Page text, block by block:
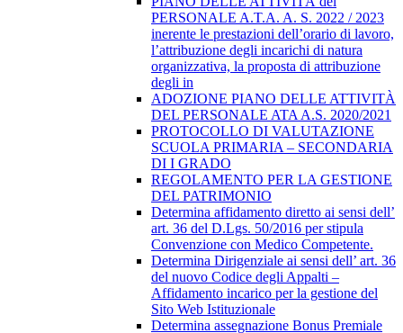
PERSONALE A.T.A. A. S. 2022 / 2023
inerente le prestazioni dell’orario di lavoro,
l’attribuzione degli incarichi di natura
organizzativa, la proposta di attribuzione
degli in
ADOZIONE PIANO DELLE ATTIVITÀ
DEL PERSONALE ATA A.S. 2020/2021
PROTOCOLLO DI VALUTAZIONE
SCUOLA PRIMARIA – SECONDARIA
DI I GRADO
REGOLAMENTO PER LA GESTIONE
DEL PATRIMONIO
Determina affidamento diretto ai sensi dell’
art. 36 del D.Lgs. 50/2016 per stipula
Convenzione con Medico Competente.
Determina Dirigenziale ai sensi dell’ art. 36
del nuovo Codice degli Appalti –
Affidamento incarico per la gestione del
Sito Web Istituzionale
Determina assegnazione Bonus Premiale